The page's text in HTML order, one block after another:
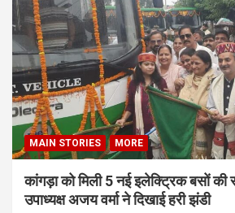
MAIN STORIES MORE
कांगड़ा को मिली 5 नई इलेक्ट्रिक बसों की
उपाध्यक्ष अजय वर्मा ने दिखाई हरी झंडी